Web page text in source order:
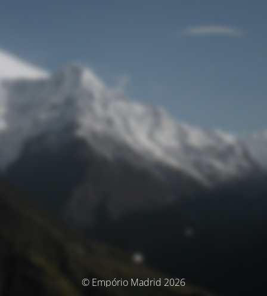
© Empório Madrid 2026